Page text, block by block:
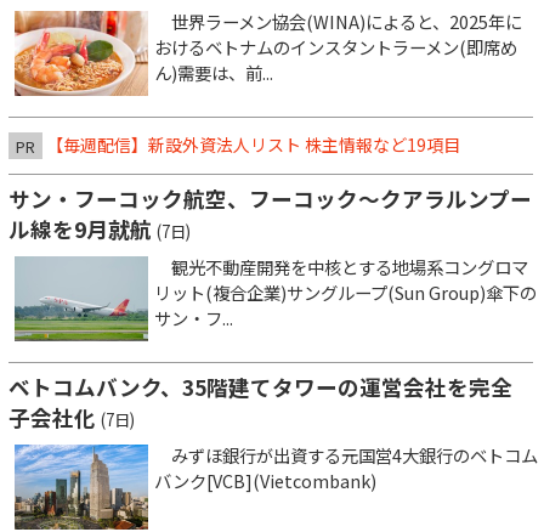
世界ラーメン協会(WINA)によると、2025年に
おけるベトナムのインスタントラーメン(即席め
ん)需要は、前...
PR 【毎週配信】新設外資法人リスト 株主情報など19項目
サン・フーコック航空、フーコック～クアラルンプー
ル線を9月就航 (7日)
観光不動産開発を中核とする地場系コングロマ
リット(複合企業)サングループ(Sun Group)傘下の
サン・フ...
ベトコムバンク、35階建てタワーの運営会社を完全
子会社化 (7日)
みずほ銀行が出資する元国営4大銀行のベトコム
バンク[VCB](Vietcombank)